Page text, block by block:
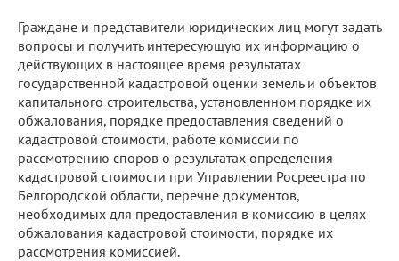
Граждане и представители юридических лиц могут задать
вопросы и получить интересующую их информацию о
действующих в настоящее время результатах
государственной кадастровой оценки земель и объектов
капитального строительства, установленном порядке их
обжалования, порядке предоставления сведений о
кадастровой стоимости, работе комиссии по
рассмотрению споров о результатах определения
кадастровой стоимости при Управлении Росреестра по
Белгородской области, перечне документов,
необходимых для предоставления в комиссию в целях
обжалования кадастровой стоимости, порядке их
рассмотрения комиссией.